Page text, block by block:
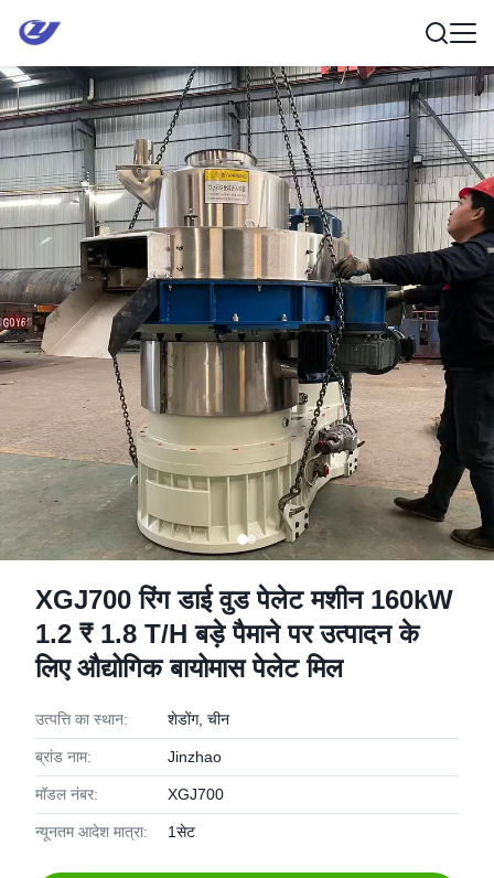
XGJ700 रिंग डाई वुड पेलेट मशीन 160kW
1.2 ₹ 1.8 T/H बड़े पैमाने पर उत्पादन के
लिए औद्योगिक बायोमास पेलेट मिल
उत्पत्ति का स्थान: शेडोंग, चीन
ब्रांड नाम: Jinzhao
मॉडल नंबर: XGJ700
न्यूनतम आदेश मात्रा: 1सेट